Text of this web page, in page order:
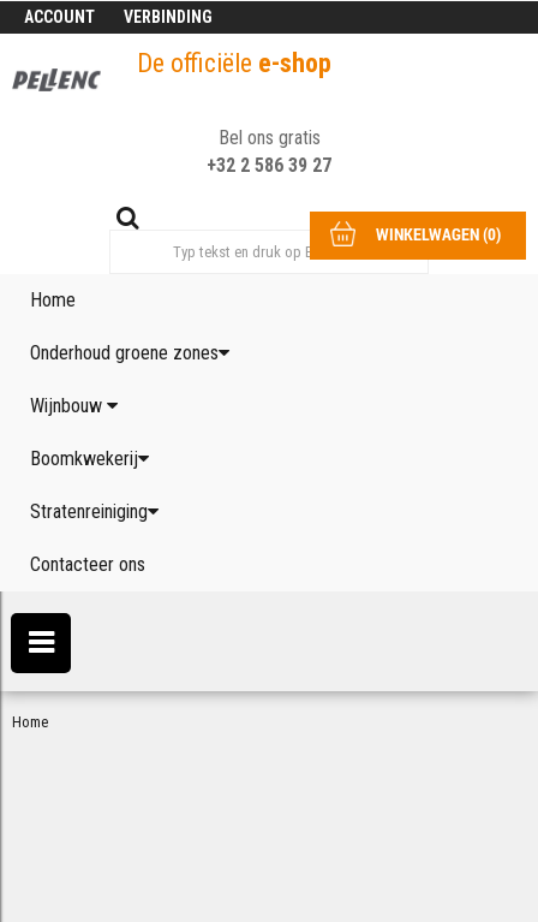
ACCOUNT VERBINDING
De officiële e-shop
Bel ons gratis
+32 2 586 39 27
WINKELWAGEN(0)
Home
Onderhoud groene zones
Wijnbouw
Boomkwekerij
Stratenreiniging
Contacteer ons
Home